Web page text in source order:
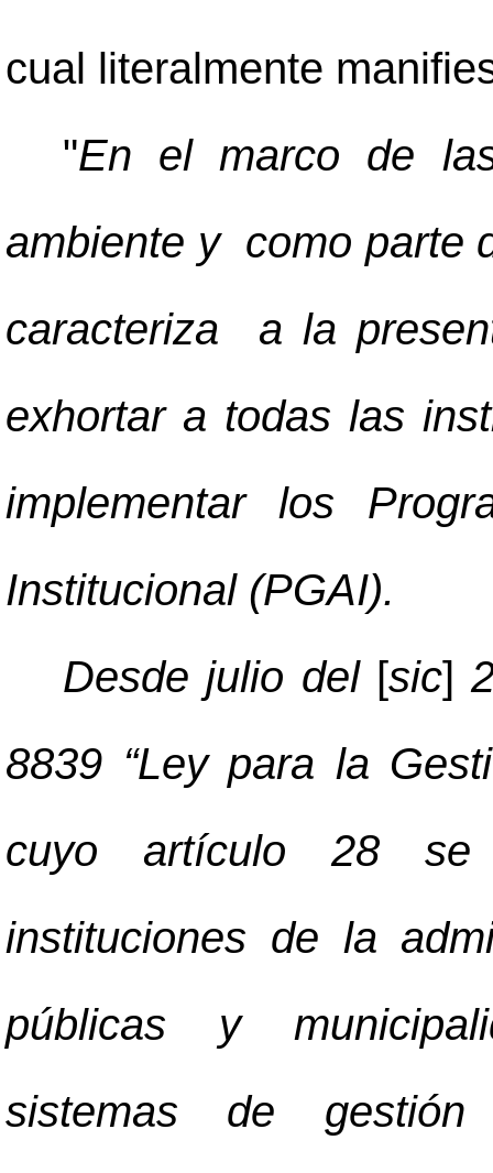
cual literalmente
"En el marco de
ambiente y como parte
caracteriza a la
exhortar a todas las
implementar los
Institucional (PGAI).
Desde julio del [sic]
8839 “Ley para la
cuyo artículo 28 se
instituciones de la
públicas y
sistemas de